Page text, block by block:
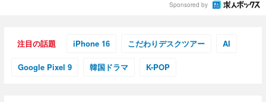
Sponsored by
注目の話題 iPhone 16 こだわりデスクツアー AI
Google Pixel 9 韓国ドラマ K-POP